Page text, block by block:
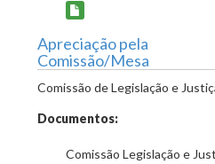
Apreciação pela
Comissão/Mesa
Comissão de Legislação e
Documentos:
Comissão Legislação e